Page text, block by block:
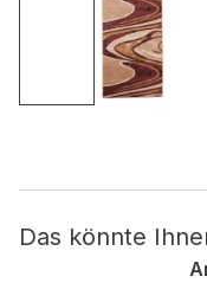
Das könnte
Nicht
Andere nicht
analysiert werden
Meine